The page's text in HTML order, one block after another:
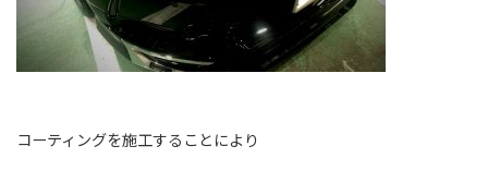
コーティングを施工することにより